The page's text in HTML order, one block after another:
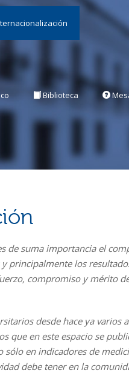
Biblioteca
de suma importancia el
principalmente los
compromiso y mérito
desde hace ya varios
que en este espacio se
sólo en indicadores de
debe tener en la